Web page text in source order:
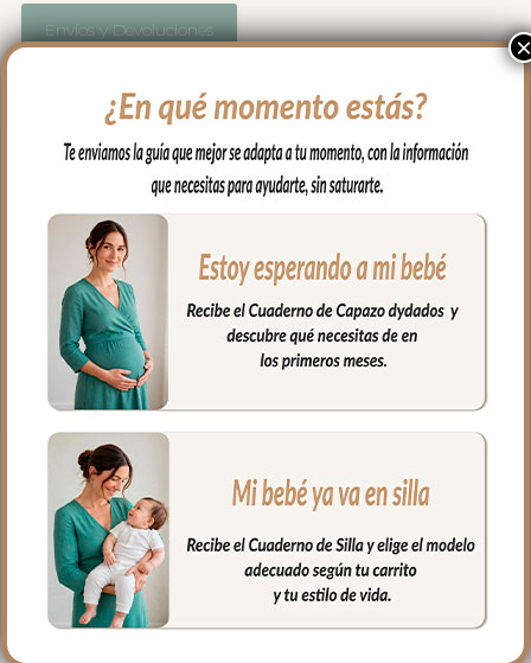
Envíos y Devoluciones
Babero bandana en tejido de algodón,
perfecta para tu bebé cuando comienza
con la dentición.
Por la parte de atrás rizo de algodón.
**Puedes lavar tu bandana a mano o en
lavadora, siempre agua fría, jabones no
abrasivos y secado al natural.
PRODUCTOS
RELACIONADOS
×